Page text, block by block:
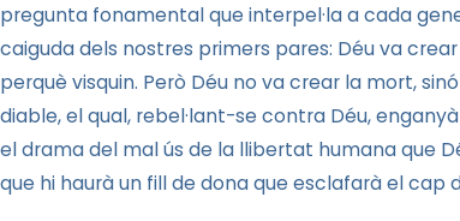
pregunta fonamental que interpel·la a cada
caiguda dels nostres primers pares: Déu va
perquè visquin. Però Déu no va crear la mort,
diable, el qual, rebel·lant-se contra Déu,
el drama del mal ús de la llibertat humana que
que hi haurà un fill de dona que esclafarà el cap